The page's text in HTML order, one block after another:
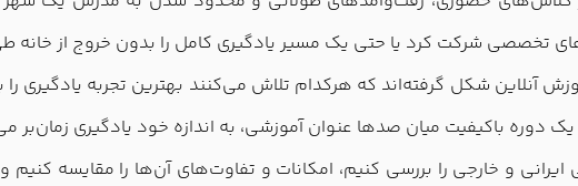
تخصصی شرکت کرد یا حتی یک مسیر یادگیری کامل را بدون خروج از خانه
آنلاین شکل گرفته‌اند که هرکدام تلاش می‌کنند بهترین تجربه یادگیری را
دوره باکیفیت میان صدها عنوان آموزشی، به اندازه خود یادگیری زمان‌بر
و خارجی را بررسی کنیم، امکانات و تفاوت‌های آن‌ها را مقایسه کنیم و